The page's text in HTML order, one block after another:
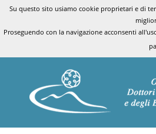
Su questo sito usiamo cookie proprietari e di
Proseguendo con la navigazione acconsenti